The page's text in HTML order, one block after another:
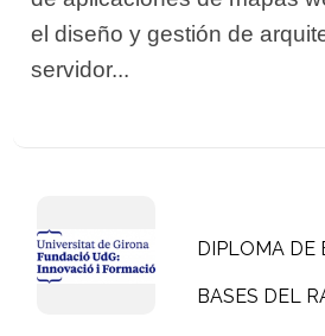
el diseño y gestión de
servidor...
DIPLOMA DE
BASES DEL